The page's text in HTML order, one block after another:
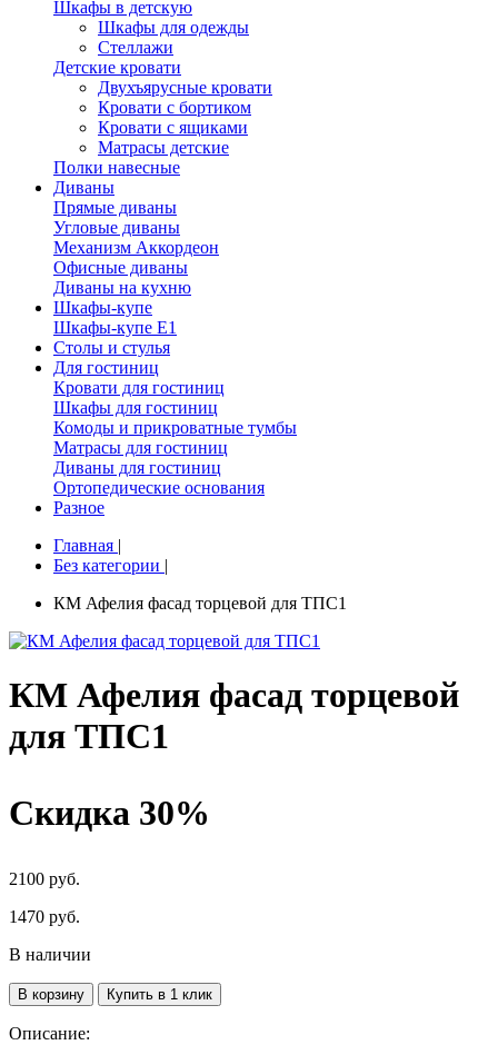
Шкафы в детскую
Шкафы для одежды
Стеллажи
Детские кровати
Двухъярусные кровати
Кровати с бортиком
Кровати с ящиками
Матрасы детские
Полки навесные
Диваны
Прямые диваны
Угловые диваны
Механизм Аккордеон
Офисные диваны
Диваны на кухню
Шкафы-купе
Шкафы-купе Е1
Столы и стулья
Для гостиниц
Кровати для гостиниц
Шкафы для гостиниц
Комоды и прикроватные тумбы
Матрасы для гостиниц
Диваны для гостиниц
Ортопедические основания
Разное
Главная |
Без категории |
КМ Афелия фасад торцевой для ТПС1
КМ Афелия фасад торцевой
для ТПС1
Скидка 30%
2100 руб.
1470 руб.
В наличии
В корзину Купить в 1 клик
Описание: